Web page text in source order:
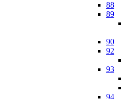
88
89
90
92
93
94